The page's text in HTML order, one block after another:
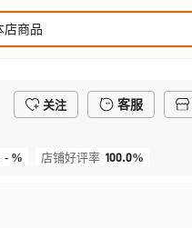
关注 客服
- % 店铺好评率 100.0%